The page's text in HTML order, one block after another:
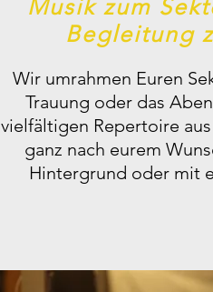
Musik zum
Begleitung
Wir umrahmen Euren
Trauung oder das
vielfältigen Repertoire
ganz nach eurem
Hintergrund oder mit